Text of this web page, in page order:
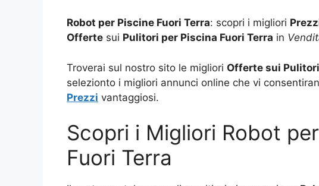
Robot per Piscine Fuori Terra: scopri i migliori
Offerte sui Pulitori per Piscina Fuori Terra in
Troverai sul nostro sito le migliori Offerte sui
selezionto i migliori annunci online che vi
Prezzi vantaggiosi.
Scopri i Migliori Robot
Fuori Terra